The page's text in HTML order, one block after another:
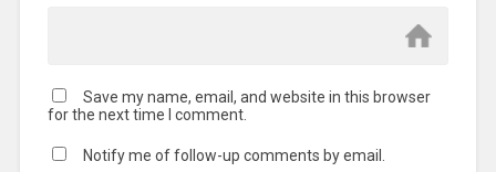
Save my name, email, and website in this browser
for the next time I comment.
Notify me of follow-up comments by email.